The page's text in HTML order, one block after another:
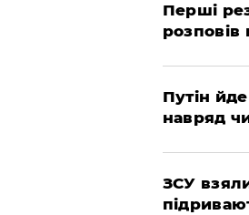
Перші
розповів
Путін
навряд
ЗСУ